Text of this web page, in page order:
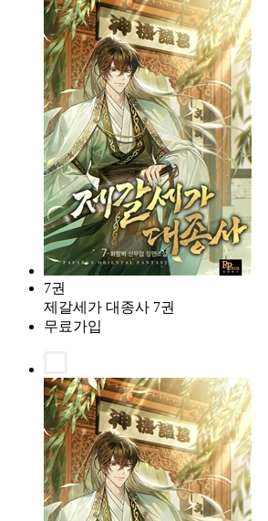
7권
제갈세가 대종사 7권
무료가입